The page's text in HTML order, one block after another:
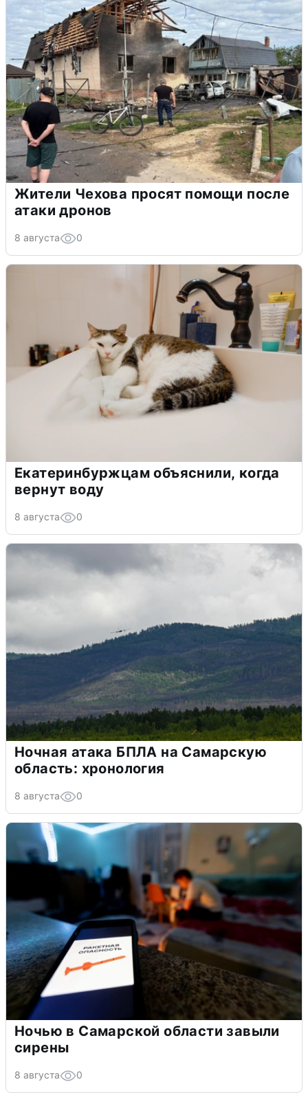
Жители Чехова просят помощи после
атаки дронов
8 августа 0
Екатеринбуржцам объяснили, когда
вернут воду
8 августа 0
Ночная атака БПЛА на Самарскую
область: хронология
8 августа 0
Ночью в Самарской области завыли
сирены
8 августа 0